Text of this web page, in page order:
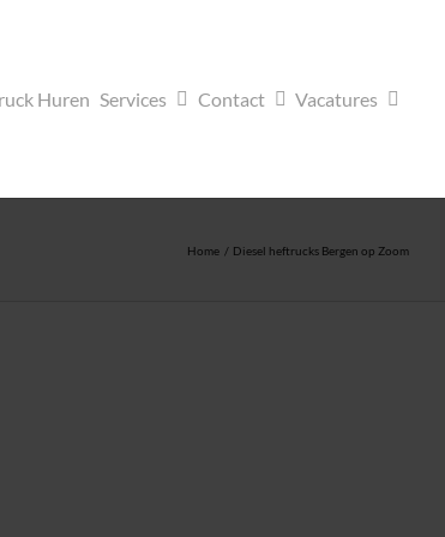
Huren Services Contact Vacatures
Home Diesel heftrucks Bergen op Zoom